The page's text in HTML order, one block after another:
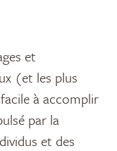
(et les plus
à accomplir
par la
et des